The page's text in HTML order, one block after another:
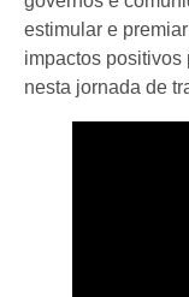
estimular e
impactos positivos
nesta jornada de